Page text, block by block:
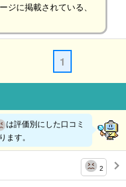
ジに掲載されている、
1
は評価別にした口コミ
す。
2